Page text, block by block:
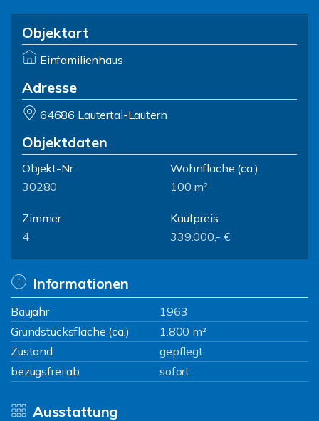
Objektart
Einfamilienhaus
Adresse
64686 Lautertal-Lautern
Objektdaten
Objekt-Nr.
30280
Wohnfläche (ca.)
100 m²
Zimmer
4
Kaufpreis
339.000,- €
Informationen
Baujahr
1963
Grundstücksfläche (ca.)
1.800 m²
Zustand
gepflegt
bezugsfrei ab
sofort
Ausstattung